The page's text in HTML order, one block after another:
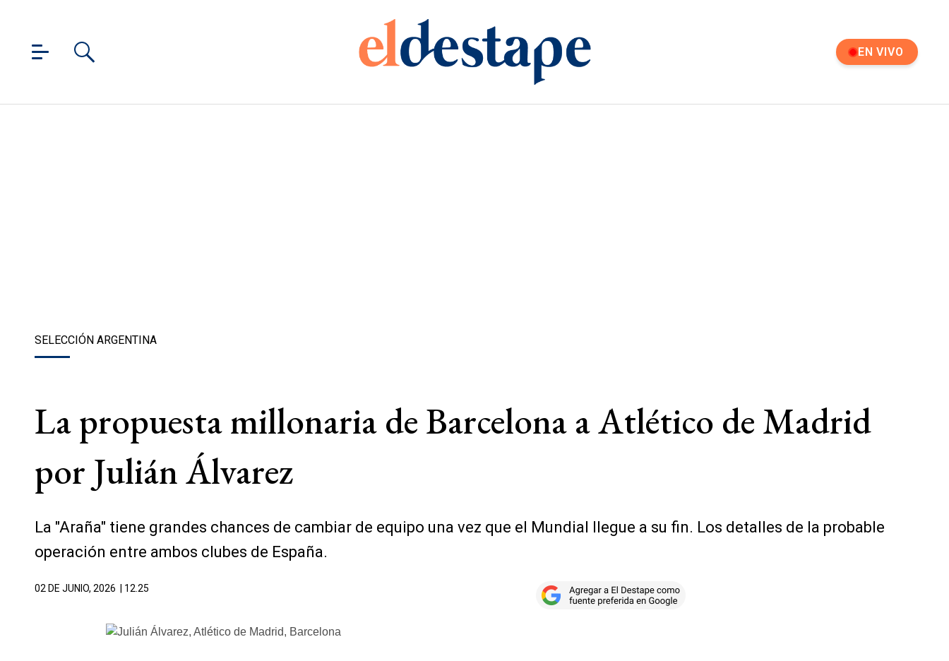
EN VIVO
SELECCIÓN ARGENTINA
La propuesta millonaria de Barcelona a Atlético de Madrid
por Julián Álvarez
La "Araña" tiene grandes chances de cambiar de equipo una vez que el Mundial llegue a su fin. Los detalles de la probable
operación entre ambos clubes de España.
02 DE JUNIO, 2026 | 12.25